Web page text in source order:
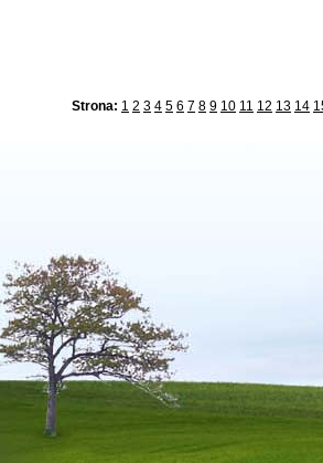
Strona: 1 2 3 4 5 6 7 8 9 10 11 12 13 14